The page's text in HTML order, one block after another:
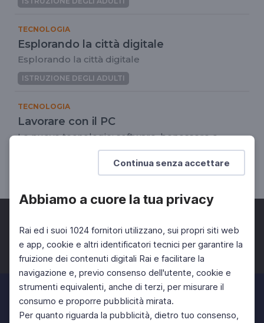
Continua senza accettare
Abbiamo a cuore la tua privacy
Rai ed i suoi 1024 fornitori utilizzano, sui propri siti web
e app, cookie e altri identificatori tecnici per garantire la
fruizione dei contenuti digitali Rai e facilitare la
navigazione e, previo consenso dell'utente, cookie e
strumenti equivalenti, anche di terzi, per misurare il
consumo e proporre pubblicità mirata.
Per quanto riguarda la pubblicità, dietro tuo consenso,
TECNOLOGIA
Esplorando la città digitale
Esplorando la città digitale
ISTRUZIONE DEGLI ADULTI
TECNOLOGIA
Lavorare con il PC
Le nuove tecnologie: software, benessere e
rispetto dell'ambiente
ISTRUZIONE DEGLI ADULTI
Facebook Twitter Instagram